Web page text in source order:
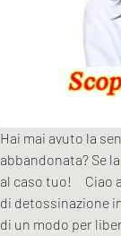
Hai mai avuto la
abbandonata? Se
al caso tuo!
di detossinazione
di un modo per